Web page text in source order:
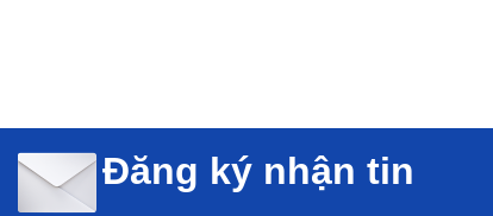
Đăng ký nhận tin